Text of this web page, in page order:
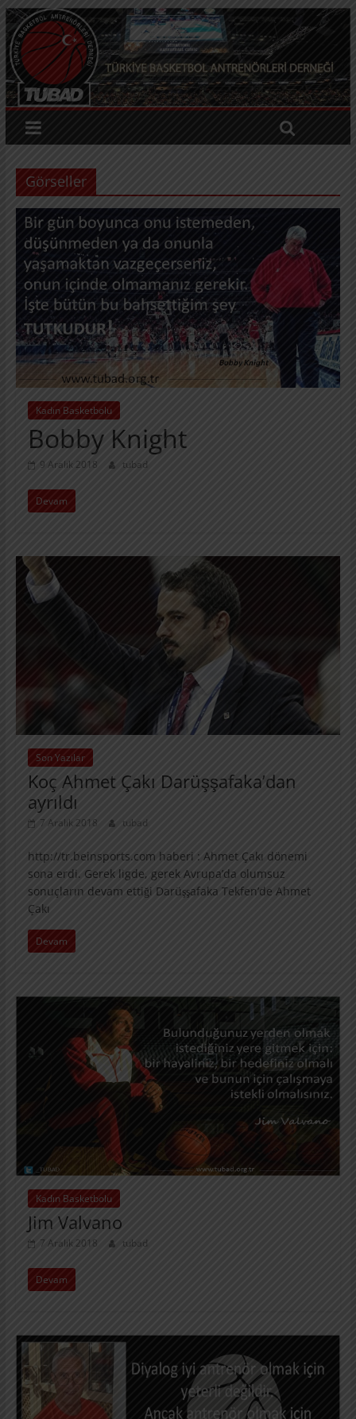
Görseller
Kadın Basketbolu
Bobby Knight
9 Aralık 2018 tubad
Devam
Son Yazılar
Koç Ahmet Çakı Darüşşafaka’dan
ayrıldı
7 Aralık 2018 tubad
http://tr.beinsports.com haberi : Ahmet Çakı dönemi
sona erdi. Gerek ligde, gerek Avrupa’da olumsuz
sonuçların devam ettiği Darüşşafaka Tekfen’de Ahmet
Çakı
Devam
Kadın Basketbolu
Jim Valvano
7 Aralık 2018 tubad
Devam